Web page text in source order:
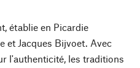
établie en Picardie
et Jacques Bijvoet. Avec
l'authenticité, les traditions